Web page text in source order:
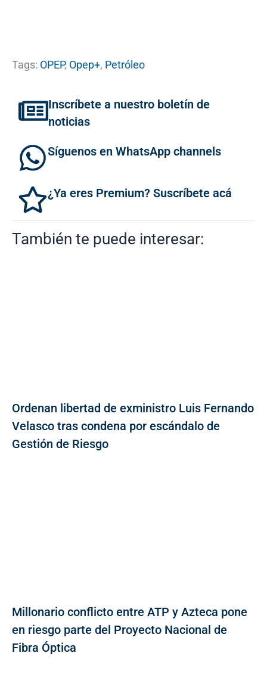
Tags: OPEP, Opep+, Petróleo
Inscríbete a nuestro boletín de
noticias
Síguenos en WhatsApp channels
¿Ya eres Premium? Suscríbete acá
También te puede interesar:
Ordenan libertad de exministro Luis Fernando
Velasco tras condena por escándalo de
Gestión de Riesgo
Millonario conflicto entre ATP y Azteca pone
en riesgo parte del Proyecto Nacional de
Fibra Óptica